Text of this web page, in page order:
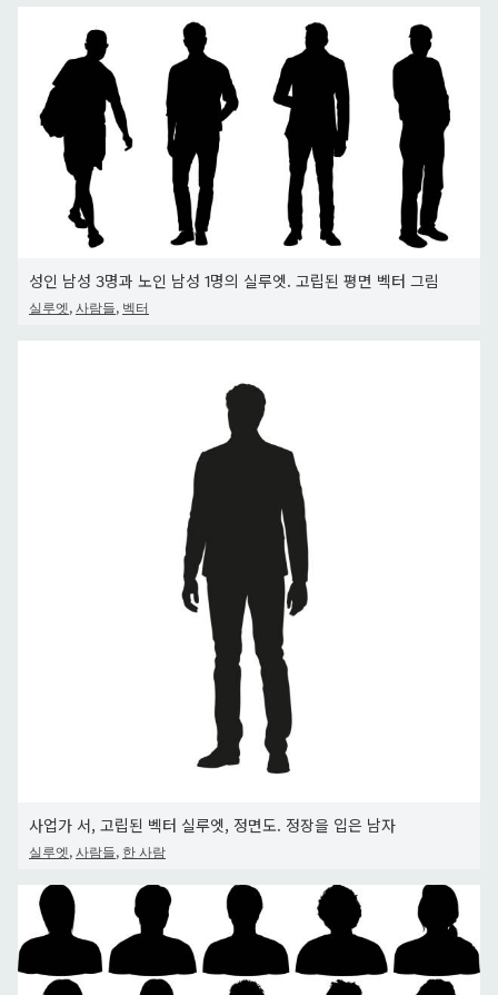
성인 남성 3명과 노인 남성 1명의 실루엣. 고립된 평면 벡터 그림
실루엣, 사람들, 벡터
사업가 서, 고립된 벡터 실루엣, 정면도. 정장을 입은 남자
실루엣, 사람들, 한 사람